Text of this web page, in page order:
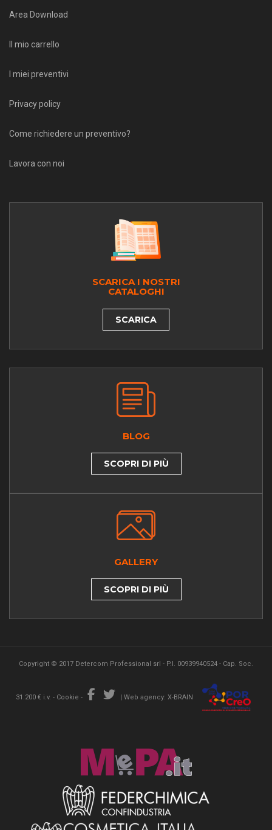
Area Download
Il mio carrello
I miei preventivi
Privacy policy
Come richiedere un preventivo?
Lavora con noi
SCARICA I NOSTRI
CATALOGHI
SCARICA
BLOG
SCOPRI DI PIÙ
GALLERY
SCOPRI DI PIÙ
Copyright © 2017 Detercom Professional srl - P.I. 00939940524 - Cap. Soc.
31.200 € i.v. - Cookie - | Web agency: X-BRAIN